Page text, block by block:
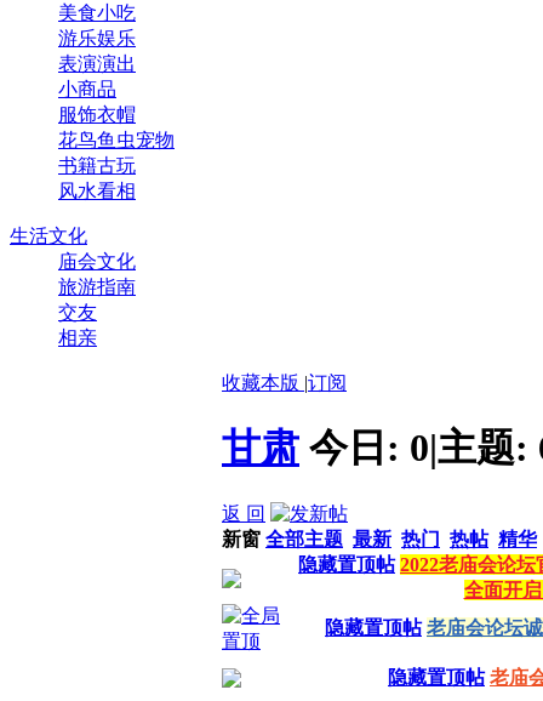
美食小吃
游乐娱乐
表演演出
小商品
服饰衣帽
花鸟鱼虫宠物
书籍古玩
风水看相
生活文化
庙会文化
旅游指南
交友
相亲
收藏本版 |订阅
甘肃 今日: 0|主题:
返 回
新窗 全部主题 最新 热门 热帖 精华
隐藏置顶帖 2022老庙会论
全面开
隐藏置顶帖 老庙会论坛
隐藏置顶帖 老庙